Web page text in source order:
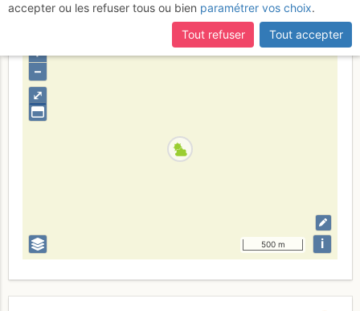
Haute-Savoie
⤢
+
–
500 m i
accepter ou les refuser tous ou bien paramétrer vos choix.
Tout refuser
Tout accepter